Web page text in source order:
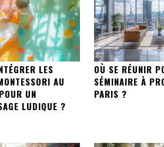
LES
AU
UN
LUDIQUE ?
OÙ SE RÉUNIR
SÉMINAIRE À
PARIS ?